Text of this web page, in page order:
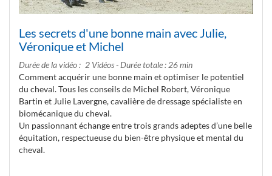
Les secrets d'une bonne main avec Julie,
Véronique et Michel
Durée de la vidéo
2 Vidéos - Durée totale : 26 min
Comment acquérir une bonne main et optimiser le potentiel
du cheval. Tous les conseils de Michel Robert, Véronique
Bartin et Julie Lavergne, cavalière de dressage spécialiste en
biomécanique du cheval.
Un passionnant échange entre trois grands adeptes d’une belle
équitation, respectueuse du bien-être physique et mental du
cheval.